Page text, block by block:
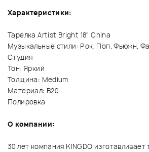
Характеристики:
Тарелка Artist Bright 18" China
Музыкальные стили: Рок, Поп, Фьюжн,
Студия
Тон: Яркий
Толщина: Medium
Материал: B20
Полировка
О компании:
30 лет компания KINGDO изготавливает